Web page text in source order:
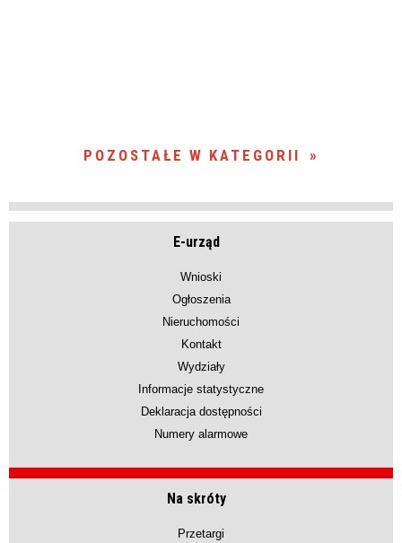
POZOSTAŁE W KATEGORII
E-urząd
Wnioski
Ogłoszenia
Nieruchomości
Kontakt
Wydziały
Informacje statystyczne
Deklaracja dostępności
Numery alarmowe
Na skróty
Przetargi